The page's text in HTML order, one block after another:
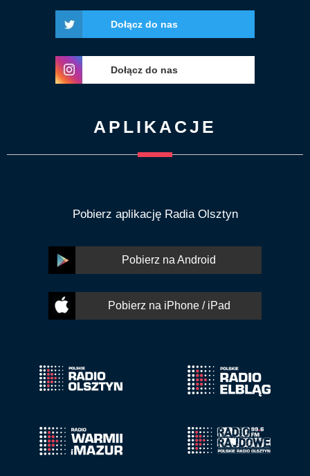
Dołącz do nas
Dołącz do nas
APLIKACJE
Pobierz aplikację Radia Olsztyn
Pobierz na Android
Pobierz na iPhone / iPad